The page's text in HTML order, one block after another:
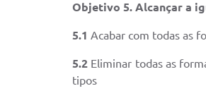
Objetivo 5. Alcançar a
5.1 Acabar com todas as
5.2 Eliminar todas as
tipos